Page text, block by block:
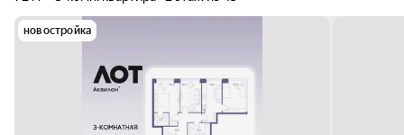
новостройка